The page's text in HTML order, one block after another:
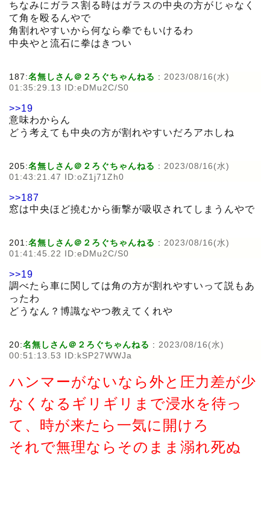
ちなみにガラス割る時はガラスの中央の方がじゃなく
て角を殴るんやで
角割れやすいから何なら拳でもいけるわ
中央やと流石に拳はきつい
187:名無しさん＠２ろぐちゃんねる : 2023/08/16(水)
01:35:29.13 ID:eDMu2C/S0
>>19
意味わからん
どう考えても中央の方が割れやすいだろアホしね
205:名無しさん＠２ろぐちゃんねる : 2023/08/16(水)
01:43:21.47 ID:oZ1j71Zh0
>>187
窓は中央ほど撓むから衝撃が吸収されてしまうんやで
201:名無しさん＠２ろぐちゃんねる : 2023/08/16(水)
01:41:45.22 ID:eDMu2C/S0
>>19
調べたら車に関しては角の方が割れやすいって説もあ
ったわ
どうなん？博識なやつ教えてくれや
20:名無しさん＠２ろぐちゃんねる : 2023/08/16(水)
00:51:13.53 ID:kSP27WWJa
ハンマーがないなら外と圧力差が少
なくなるギリギリまで浸水を待っ
て、時が来たら一気に開けろ
それで無理ならそのまま溺れ死ぬ